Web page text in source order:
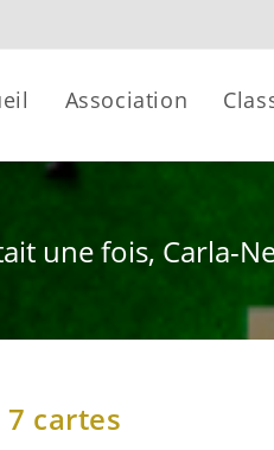
Association
une fois, Carla-
cartes